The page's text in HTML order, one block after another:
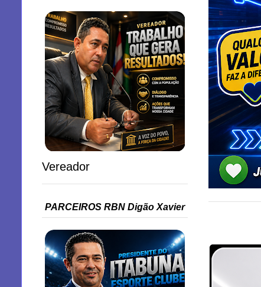
Vereador
PARCEIROS RBN Digão Xavier